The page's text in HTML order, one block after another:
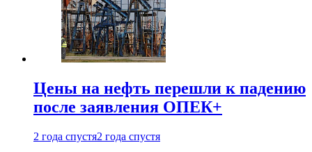
Цены на нефть перешли к падению
после заявления ОПЕК+
2 года спустя2 года спустя